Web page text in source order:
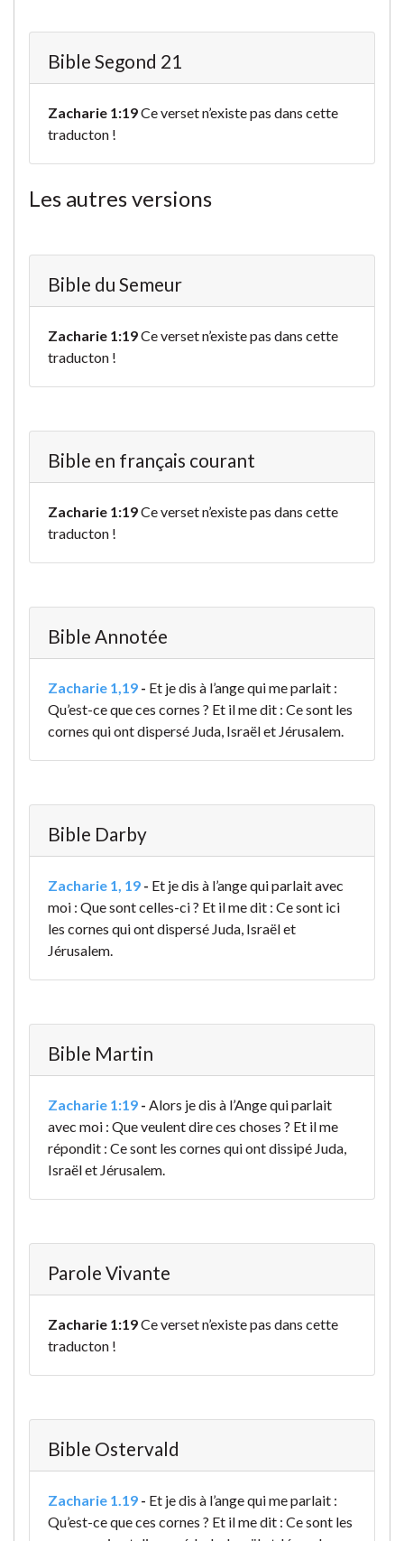
Bible Segond 21
Zacharie 1:19Ce verset n’existe pas dans cette
traducton !
Les autres versions
Bible du Semeur
Zacharie 1:19Ce verset n’existe pas dans cette
traducton !
Bible en français courant
Zacharie 1:19Ce verset n’existe pas dans cette
traducton !
Bible Annotée
Zacharie 1,19 - Et je dis à l’ange qui me parlait :
Qu’est-ce que ces cornes ? Et il me dit : Ce sont les
cornes qui ont dispersé Juda, Israël et Jérusalem.
Bible Darby
Zacharie 1, 19 - Et je dis à l’ange qui parlait avec
moi : Que sont celles-ci ? Et il me dit : Ce sont ici
les cornes qui ont dispersé Juda, Israël et
Jérusalem.
Bible Martin
Zacharie 1:19 - Alors je dis à l’Ange qui parlait
avec moi : Que veulent dire ces choses ? Et il me
répondit : Ce sont les cornes qui ont dissipé Juda,
Israël et Jérusalem.
Parole Vivante
Zacharie 1:19Ce verset n’existe pas dans cette
traducton !
Bible Ostervald
Zacharie 1.19 - Et je dis à l’ange qui me parlait :
Qu’est-ce que ces cornes ? Et il me dit : Ce sont les